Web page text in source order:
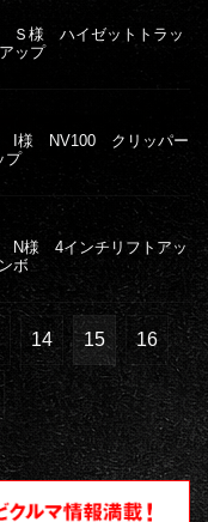
Ｓ様 ハイゼットトラッ
アップ
I様 NV100 クリッパー
ップ
N様 4インチリフトアッ
ボ
14 15 16